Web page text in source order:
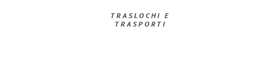
TRASLOCHI E
TRASPORTI​